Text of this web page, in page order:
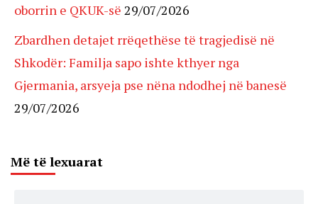
oborrin e QKUK-së 29/07/2026
Zbardhen detajet rrëqethëse të tragjedisë në
Shkodër: Familja sapo ishte kthyer nga
Gjermania, arsyeja pse nëna ndodhej në banesë
29/07/2026
Më të lexuarat